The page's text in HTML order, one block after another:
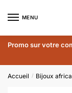
MENU
Promo sur votre
Accueil / Bijoux